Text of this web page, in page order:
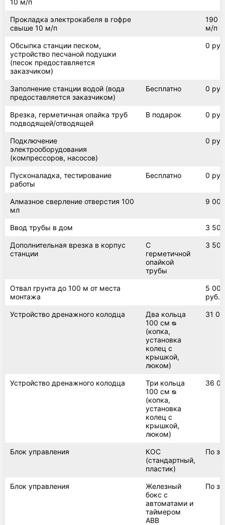
10 м/п
Прокладка электрокабеля в гофре
свыше 10 м/п
190
м/п
Обсыпка станции песком,
устройство песчаной подушки
(песок предоставляется
заказчиком)
0
Заполнение станции водой (вода
предоставляется заказчиком)
Бесплатно 0
Врезка, герметичная опайка труб
подводящей/отводящей
В подарок 0
Подключение
электрооборудования
(компрессоров, насосов)
0
Пусконаладка, тестирование
работы
Бесплатно 0
Алмазное сверление отверстия 100
мл
9
Ввод трубы в дом 3
Дополнительная врезка в корпус
станции
С
герметичной
опайкой
трубы
3
Отвал грунта до 100 м от места
монтажа
5 000
руб.
Устройство дренажного колодца
Два кольца
100 см ᴓ
(копка,
установка
колец с
крышкой,
люком)
31
Устройство дренажного колодца
Три кольца
100 см ᴓ
(копка,
установка
колец с
крышкой,
люком)
36
Блок управления
КОС
(стандартный,
пластик)
По
Блок управления
Железный
бокс с
автоматами и
таймером
ABB
По